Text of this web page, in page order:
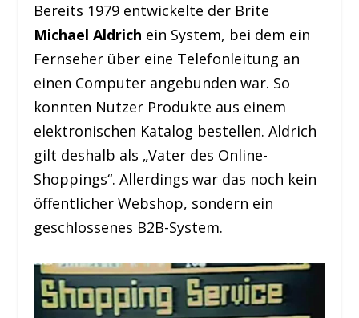
Bereits 1979 entwickelte der Brite
Michael Aldrich ein System, bei dem ein
Fernseher über eine Telefonleitung an
einen Computer angebunden war. So
konnten Nutzer Produkte aus einem
elektronischen Katalog bestellen. Aldrich
gilt deshalb als „Vater des Online-
Shoppings“. Allerdings war das noch kein
öffentlicher Webshop, sondern ein
geschlossenes B2B-System.